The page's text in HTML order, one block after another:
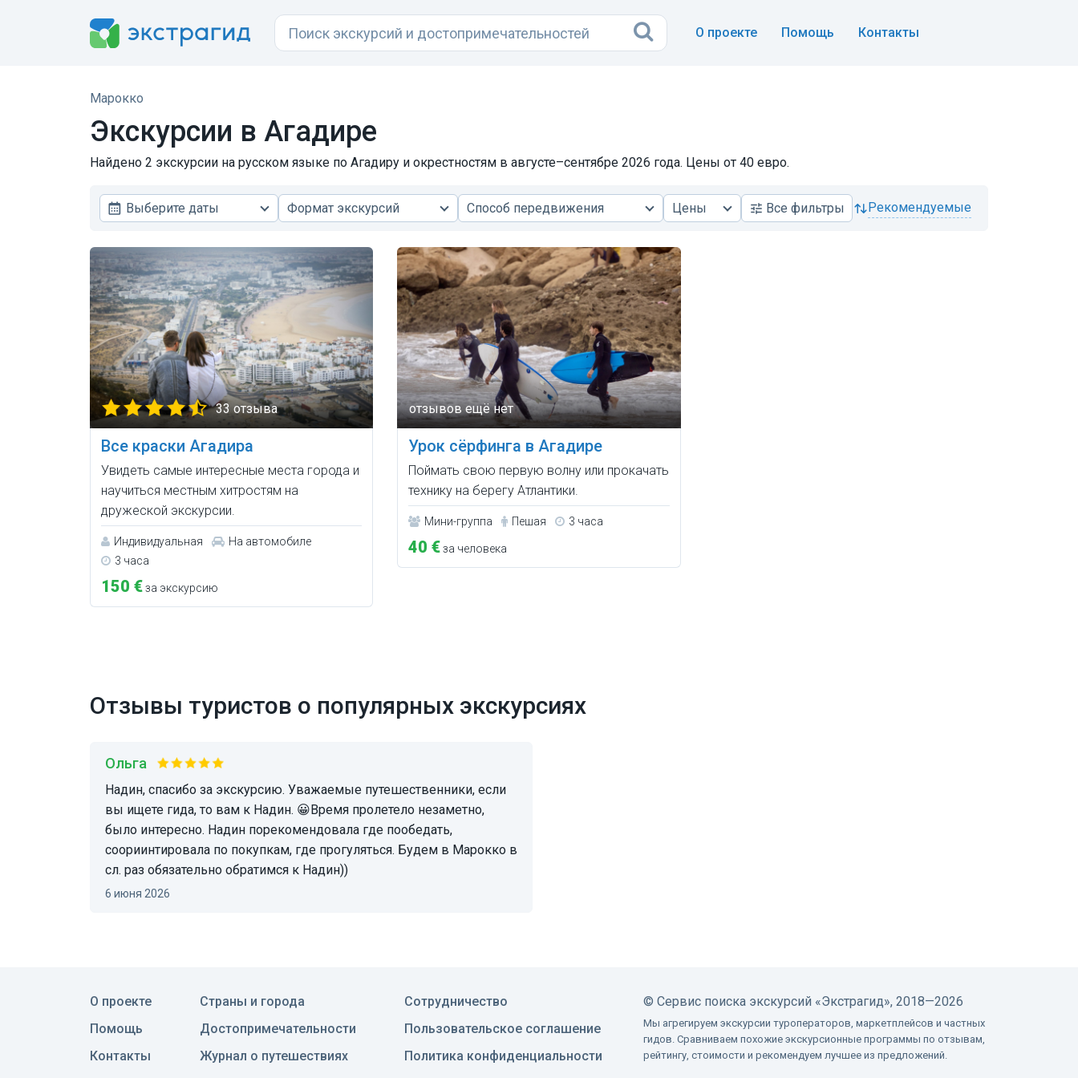
О проекте Помощь Контакты
Марокко
Экскурсии в Агадире
Найдено 2 экскурсии на русском языке по Агадиру и окрестностям в августе–сентябре 2026 года. Цены от 40 евро.
Выберите даты Формат экскурсий Способ передвижения Цены Всефильтры рекомендуемые
33 отзыва
Все краски Агадира
Увидеть самые интересные места города и
научиться местным хитростям на
дружеской экскурсии.
Индивидуальная
На автомобиле
3 часа
150 €за экскурсию
Урок сёрфинга в Агадире
Поймать свою первую волну или прокачать
технику на берегу Атлантики.
Мини-группа Пешая 3 часа
40 €за человека
Отзывы туристов о популярных экскурсиях
Ольга
Надин, спасибо за экскурсию. Уважаемые путешественники, если
вы ищете гида, то вам к Надин. 😀Время пролетело незаметно,
было интересно. Надин порекомендовала где пообедать,
соориинтировала по покупкам, где прогуляться. Будем в Марокко в
сл. раз обязательно обратимся к Надин))
6 июня 2026
О проекте
Помощь
Контакты
Страны и города
Достопримечательности
Журнал о путешествиях
Сотрудничество
Пользовательское соглашение
Политика конфиденциальности
© Сервис поиска экскурсий «Экстрагид», 2018—2026
Мы агрегируем экскурсии туроператоров, маркетплейсов и частных
гидов. Сравниваем похожие экскурсионные программы по отзывам,
рейтингу, стоимости и рекомендуем лучшее из предложений.